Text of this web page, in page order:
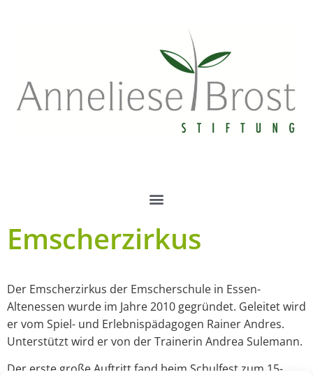
Emscherzirkus
Der Emscherzirkus der Emscherschule in Essen-
Altenessen wurde im Jahre 2010 gegründet. Geleitet wird
er vom Spiel- und Erlebnispädagogen Rainer Andres.
Unterstützt wird er von der Trainerin Andrea Sulemann.
Der erste große Auftritt fand beim Schulfest zum 15-